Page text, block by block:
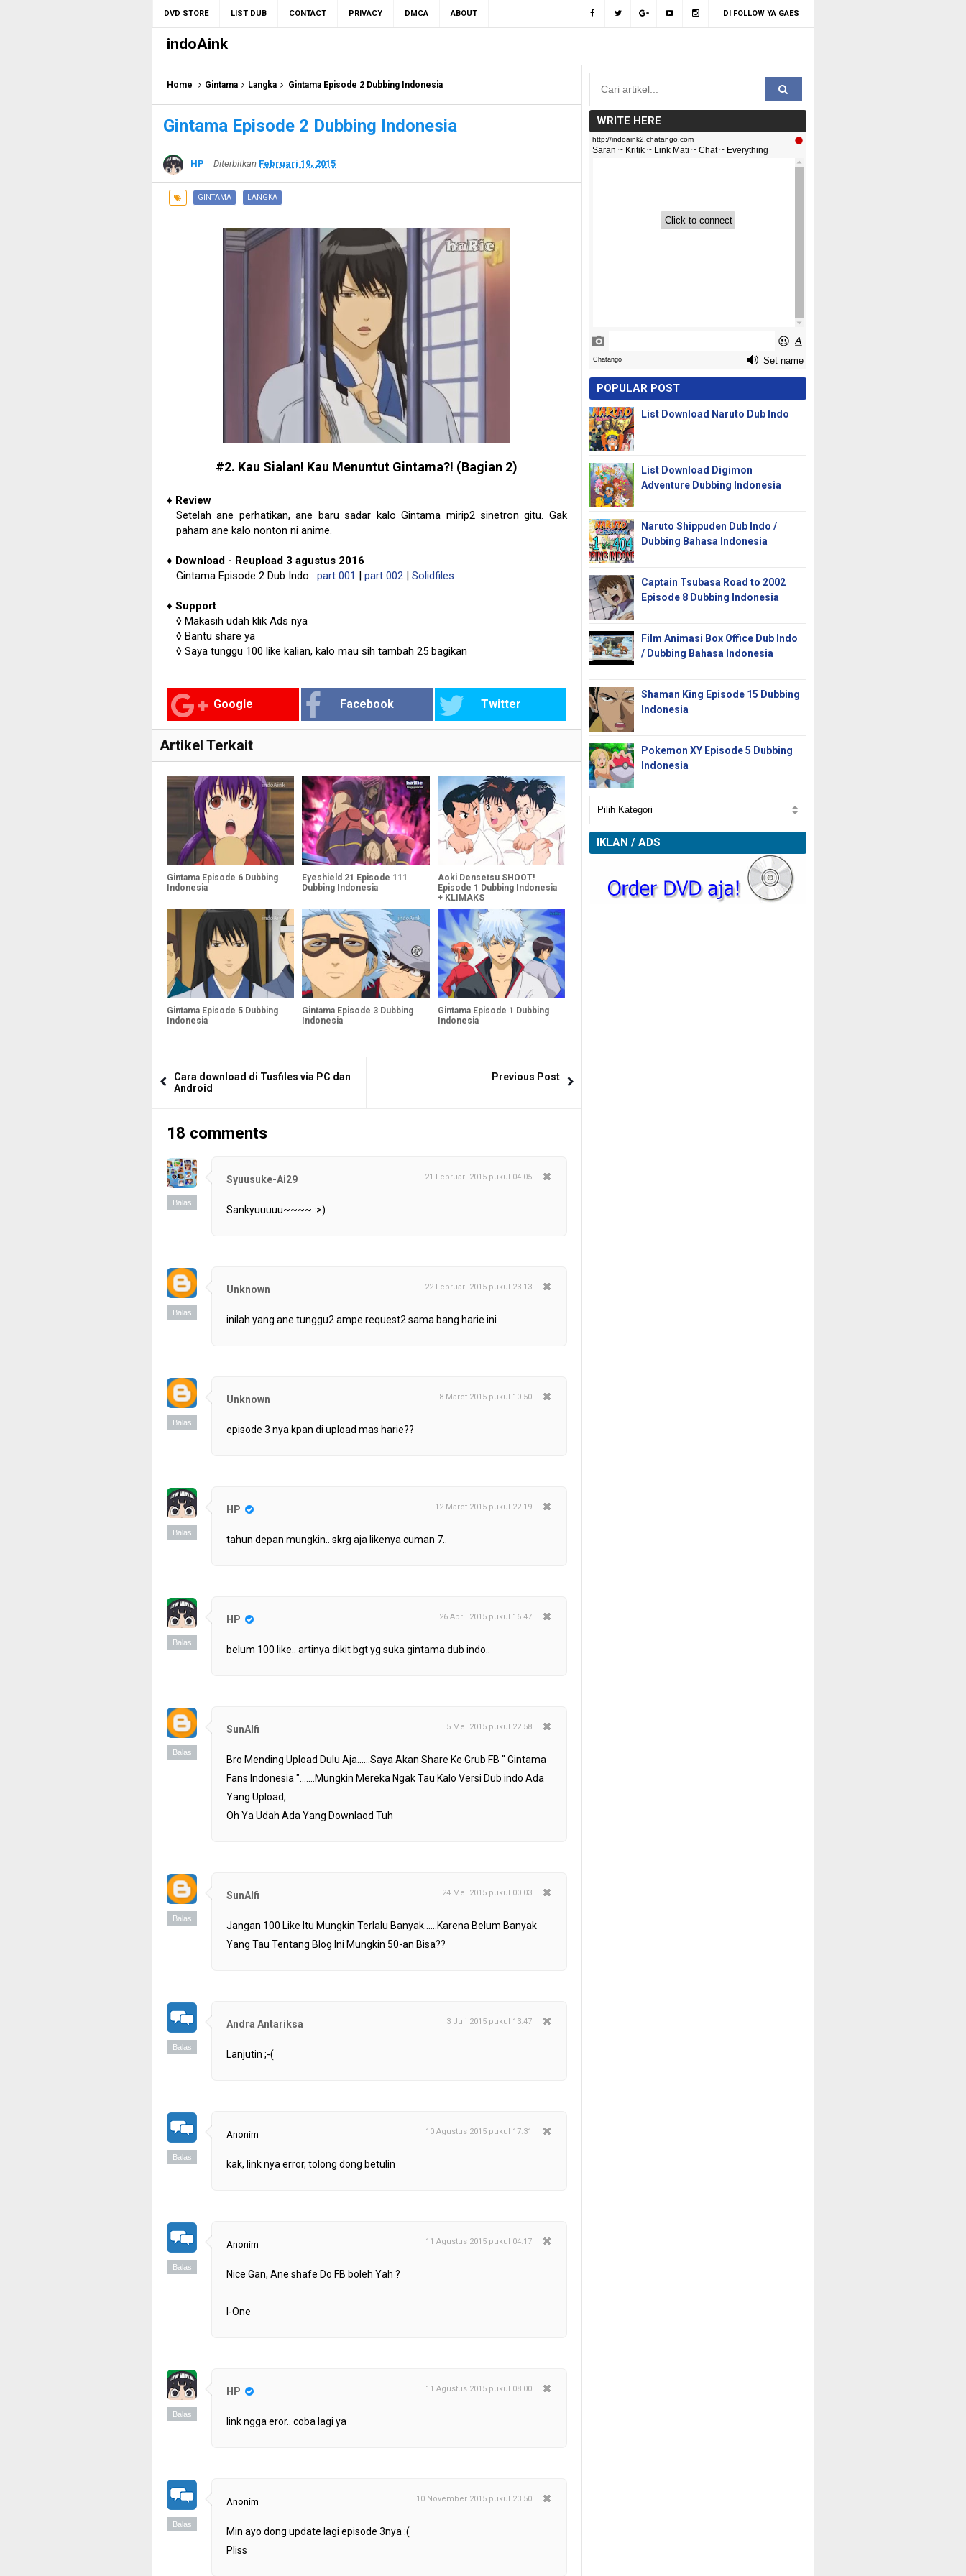
DVD STORE LIST DUB CONTACT PRIVACY DMCA ABOUT DI FOLLOW YA GAES
indoAink
Home Gintama Langka Gintama Episode 2 Dubbing Indonesia
Gintama Episode 2 Dubbing Indonesia
HP Diterbitkan Februari 19, 2015
GINTAMA LANGKA
#2. Kau Sialan! Kau Menuntut Gintama?! (Bagian 2)
♦ Review
Setelah ane perhatikan, ane baru sadar kalo Gintama mirip2 sinetron gitu. Gak
paham ane kalo nonton ni anime.
♦ Download - Reupload 3 agustus 2016
Gintama Episode 2 Dub Indo : part 001|part 002| Solidfiles
♦ Support
◊ Makasih udah klik Ads nya
◊ Bantu share ya
◊ Saya tunggu 100 like kalian, kalo mau sih tambah 25 bagikan
Google Facebook Twitter
Artikel Terkait
Gintama Episode 6 Dubbing
Indonesia
Eyeshield 21 Episode 111
Dubbing Indonesia
Aoki Densetsu SHOOT!
Episode 1 Dubbing Indonesia
+ KLIMAKS
Gintama Episode 5 Dubbing
Indonesia
Gintama Episode 3 Dubbing
Indonesia
Gintama Episode 1 Dubbing
Indonesia
Cara download di Tusfiles via PC dan
Android
Previous Post
18 comments
Balas
Syuusuke-Ai29 21 Februari 2015 pukul 04.05
Sankyuuuuu~~~~ :>)
Balas
Unknown 22 Februari 2015 pukul 23.13
inilah yang ane tunggu2 ampe request2 sama bang harie ini
Balas
Unknown 8 Maret 2015 pukul 10.50
episode 3 nya kpan di upload mas harie??
Balas
HP 12 Maret 2015 pukul 22.19
tahun depan mungkin.. skrg aja likenya cuman 7..
Balas
HP 26 April 2015 pukul 16.47
belum 100 like.. artinya dikit bgt yg suka gintama dub indo..
Balas
SunAlfi 5 Mei 2015 pukul 22.58
Bro Mending Upload Dulu Aja......Saya Akan Share Ke Grub FB " Gintama
Fans Indonesia ".......Mungkin Mereka Ngak Tau Kalo Versi Dub indo Ada
Yang Upload,
Oh Ya Udah Ada Yang Downlaod Tuh
Balas
SunAlfi 24 Mei 2015 pukul 00.03
Jangan 100 Like Itu Mungkin Terlalu Banyak......Karena Belum Banyak
Yang Tau Tentang Blog Ini Mungkin 50-an Bisa??
Balas
Andra Antariksa 3 Juli 2015 pukul 13.47
Lanjutin ;-(
Balas
Anonim 10 Agustus 2015 pukul 17.31
kak, link nya error, tolong dong betulin
Balas
Anonim 11 Agustus 2015 pukul 04.17
Nice Gan, Ane shafe Do FB boleh Yah ?
I-One
Balas
HP 11 Agustus 2015 pukul 08.00
link ngga eror.. coba lagi ya
Balas
Anonim 10 November 2015 pukul 23.50
Min ayo dong update lagi episode 3nya :(
Pliss
WRITE HERE
POPULAR POST
List Download Naruto Dub Indo
List Download Digimon
Adventure Dubbing Indonesia
Naruto Shippuden Dub Indo /
Dubbing Bahasa Indonesia
Captain Tsubasa Road to 2002
Episode 8 Dubbing Indonesia
Film Animasi Box Office Dub Indo
/ Dubbing Bahasa Indonesia
Shaman King Episode 15 Dubbing
Indonesia
Pokemon XY Episode 5 Dubbing
Indonesia
IKLAN / ADS